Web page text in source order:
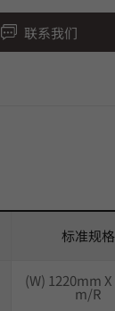
联系我们
标准规格
(W) 1220mm
m/R